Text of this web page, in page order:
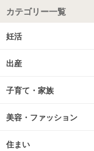
カテゴリー一覧
妊活
出産
子育て・家族
美容・ファッション
住まい